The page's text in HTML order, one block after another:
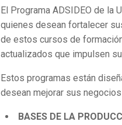
El Programa ADSIDEO de la
quienes desean fortalecer
de estos cursos de
actualizados que impulsen
Estos programas están
desean mejorar sus
BASES DE LA